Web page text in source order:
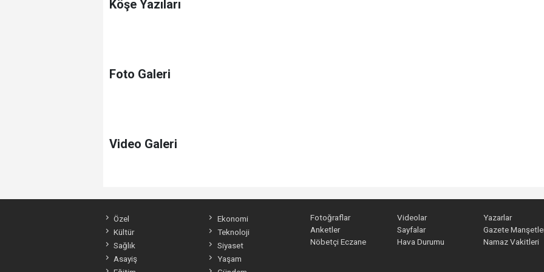
Köşe Yazıları
Foto Galeri
Video Galeri
Özel
Ekonomi
Kültür
Teknoloji
Sağlık
Siyaset
Asayiş
Yaşam
Fotoğraflar Videolar
Yazarlar
Anketler
Sayfalar
Gazete
Nöbetçi Eczane
Hava Durumu Namaz Vakitleri